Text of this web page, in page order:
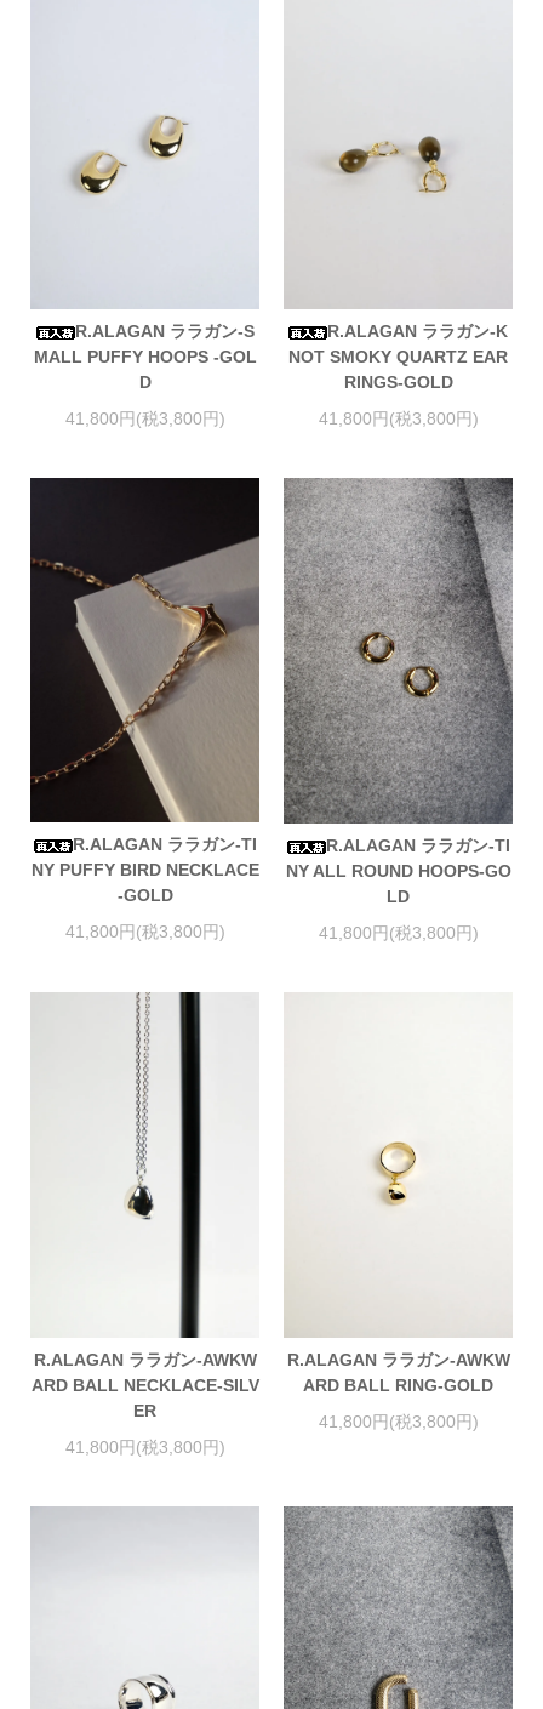
R.ALAGAN ララガン-S
MALL PUFFY HOOPS -GOL
D
41,800円(税3,800円)
R.ALAGAN ララガン-K
NOT SMOKY QUARTZ EAR
RINGS-GOLD
41,800円(税3,800円)
R.ALAGAN ララガン-TI
NY PUFFY BIRD NECKLACE
-GOLD
41,800円(税3,800円)
R.ALAGAN ララガン-TI
NY ALL ROUND HOOPS-GO
LD
41,800円(税3,800円)
R.ALAGAN ララガン-AWKW
ARD BALL NECKLACE-SILV
ER
41,800円(税3,800円)
R.ALAGAN ララガン-AWKW
ARD BALL RING-GOLD
41,800円(税3,800円)